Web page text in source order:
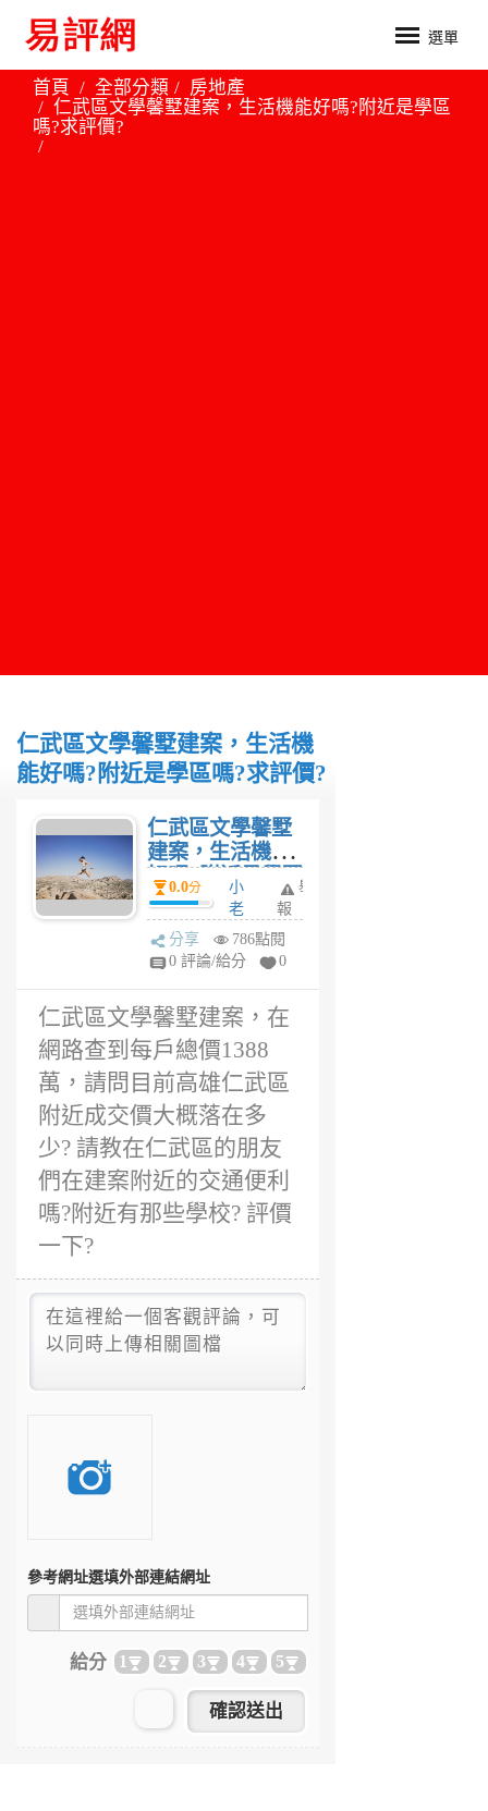
選單
首頁 全部分類
房地產
仁武區文學馨墅建案，生活機能好嗎?附近是學區
嗎?求評價?
仁武區文學馨墅建案，生活機
能好嗎?附近是學區嗎?求評價?
仁武區文學馨墅
建案，生活機能
好嗎?附近是學區
嗎?求評價?
0.0分
小
老
闆
4
舉
報
分享
786點閱
0 評論/給分
0
仁武區文學馨墅建案，在
網路查到每戶總價1388
萬，請問目前高雄仁武區
附近成交價大概落在多
少? 請教在仁武區的朋友
們在建案附近的交通便利
嗎?附近有那些學校? 評價
一下?
參考網址選填外部連結網址
給分 1 2 3 4 5